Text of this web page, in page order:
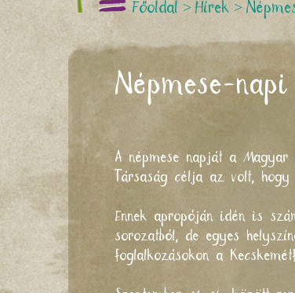
Főoldal > Hírek >
Népmese-
A népmese napját a Magyar
Társaság célja az volt,
Ennek apropóján idén is
sorozatból, de egyes
foglalkozásokon a